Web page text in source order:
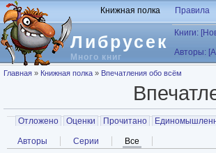
Перейти к основному содержанию
Либрусек
Много книг
Книжная полка Правила
Книги:
Авторы:
Вы здесь
Главная » Книжная полка » Впечатления обо всём
Главные вкладки
Отложено Оценки Прочитано
Вторичные вкладки
Авторы Серии Все